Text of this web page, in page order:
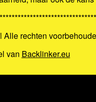
rechten
van Backlinker.eu